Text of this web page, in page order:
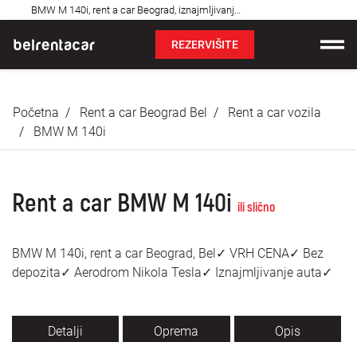
BMW M 140i, rent a car Beograd, iznajmljivanje auta: Bel✓
pitanja
REZERVIŠITE
Cene
O nama
Najčešća pitanja
Kontakt
Početna Rent a car Beograd Bel
Rent a car vozila
BMW M 140i
Rent a car BMW M 140i ili slično
BMW M 140i, rent a car Beograd, Bel✓ VRH CENA✓ Bez
depozita✓ Aerodrom Nikola Tesla✓ Iznajmljivanje auta✓
Detalji Oprema Opis